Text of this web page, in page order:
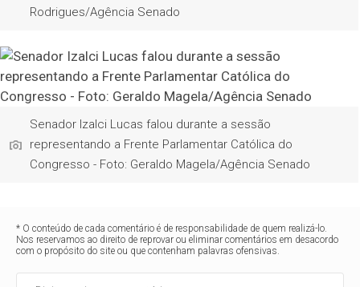
Rodrigues/Agência Senado
Senador Izalci Lucas falou durante a sessão
representando a Frente Parlamentar Católica do
Congresso - Foto: Geraldo Magela/Agência Senado
* O conteúdo de cada comentário é de responsabilidade de quem realizá-lo.
Nos reservamos ao direito de reprovar ou eliminar comentários em desacordo
com o propósito do site ou que contenham palavras ofensivas.